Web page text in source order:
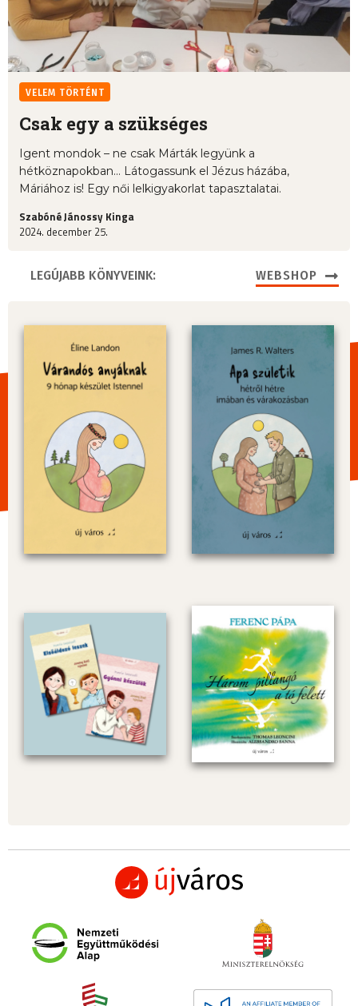
VELEM TÖRTÉNT
Csak egy a szükséges
Igent mondok – ne csak Márták legyünk a
hétköznapokban… Látogassunk el Jézus házába,
Máriához is! Egy női lelkigyakorlat tapasztalatai.
Szabóné Jánossy Kinga
2024. december 25.
LEGÚJABB KÖNYVEINK: WEBSHOP